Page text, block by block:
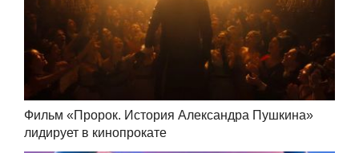
Фильм «Пророк. История Александра Пушкина»
лидирует в кинопрокате